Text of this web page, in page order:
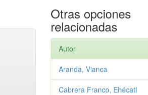
Otras opciones
relacionadas
Autor
Aranda, Vianca
Cabrera Franco, Ehécatl